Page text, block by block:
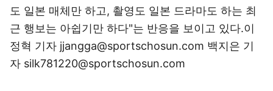
도 일본 매체만 하고, 촬영도 일본 드라마도 하는 최
근 행보는 아쉽기만 하다"는 반응을 보이고 있다.이
정혁 기자 jjangga@sportschosun.com 백지은 기
자 silk781220@sportschosun.com